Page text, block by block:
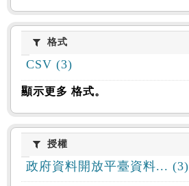
格式格式
CSV (3)
顯示更多 格式。
授權授權
政府資料開放平臺資料... (3)